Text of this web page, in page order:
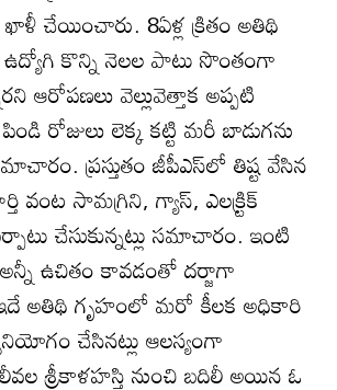
చేయించారు. 8ఏళ్ల క్రితం అతిథి
కొన్ని నెలల పాటు సొంతంగా
ఆరోపణలు వెల్లువెత్తాక అప్పటి
రోజులు లెక్క కట్టి మరీ బాడుగను
ప్రస్తుతం జీపీఎస్‌లో తిష్ట వేసిన
వంట సామగ్రిని, గ్యాస్‌, ఎలక్ర్టిక్‌
చేసుకున్నట్లు సమాచారం. ఇంటి
అన్నీ ఉచితం కావడంతో దర్జాగా
ఇదే అతిథి గృహంలో మరో కీలక అధికారి
చేసినట్లు ఆలస్యంగా
శ్రీకాళహస్తి నుంచి బదిలీ అయిన ఓ